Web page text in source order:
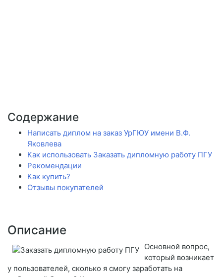
Содержание
Написать диплом на заказ УрГЮУ имени В.Ф.
Яковлева
Как использовать Заказать дипломную работу ПГУ
Рекомендации
Как купить?
Отзывы покупателей
Описание
Основной вопрос,
который возникает
у пользователей, сколько я смогу заработать на